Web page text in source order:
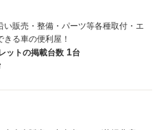
い販売・整備・パーツ等各種取付・エ
きる車の便利屋！
ットの掲載台数 1台